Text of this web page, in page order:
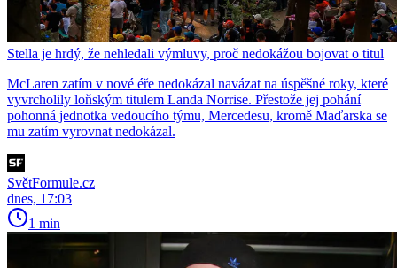
Stella je hrdý, že nehledali výmluvy, proč nedokážou bojovat o titul
McLaren zatím v nové éře nedokázal navázat na úspěšné roky, které
vyvrcholily loňským titulem Landa Norrise. Přestože jej pohání
pohonná jednotka vedoucího týmu, Mercedesu, kromě Maďarska se
mu zatím vyrovnat nedokázal.
SvětFormule.cz
dnes, 17:03
1 min